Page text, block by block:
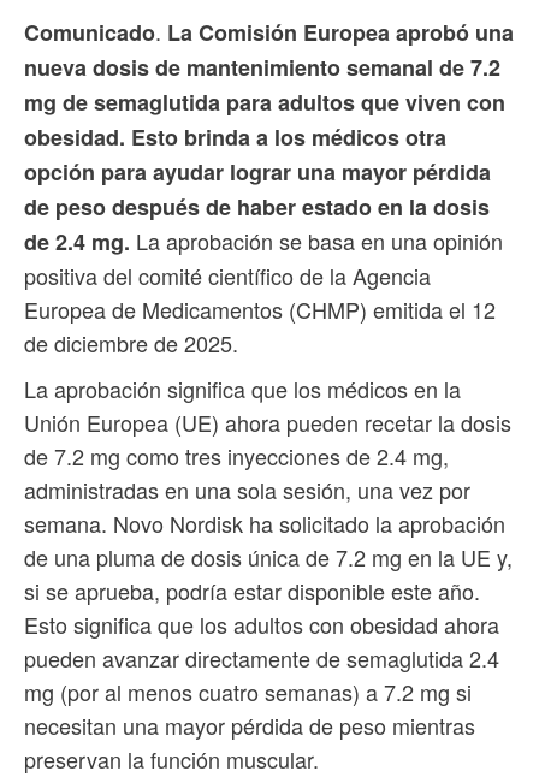
Comunicado. La Comisión Europea aprobó una
nueva dosis de mantenimiento semanal de 7.2
mg de semaglutida para adultos que viven con
obesidad. Esto brinda a los médicos otra
opción para ayudar lograr una mayor pérdida
de peso después de haber estado en la dosis
de 2.4 mg. La aprobación se basa en una opinión
positiva del comité científico de la Agencia
Europea de Medicamentos (CHMP) emitida el 12
de diciembre de 2025.
La aprobación significa que los médicos en la
Unión Europea (UE) ahora pueden recetar la dosis
de 7.2 mg como tres inyecciones de 2.4 mg,
administradas en una sola sesión, una vez por
semana. Novo Nordisk ha solicitado la aprobación
de una pluma de dosis única de 7.2 mg en la UE y,
si se aprueba, podría estar disponible este año.
Esto significa que los adultos con obesidad ahora
pueden avanzar directamente de semaglutida 2.4
mg (por al menos cuatro semanas) a 7.2 mg si
necesitan una mayor pérdida de peso mientras
preservan la función muscular.